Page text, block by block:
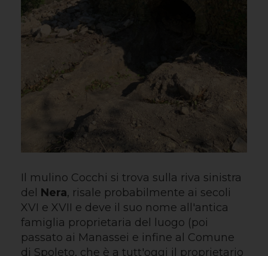
Il mulino Cocchi si trova sulla riva sinistra
del Nera, risale probabilmente ai secoli
XVI e XVII e deve il suo nome all'antica
famiglia proprietaria del luogo (poi
passato ai Manassei e infine al Comune
di Spoleto, che è a tutt'oggi il proprietario